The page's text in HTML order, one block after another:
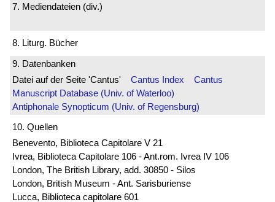
7. Mediendateien (div.)
8. Liturg. Bücher
9. Datenbanken
Datei auf der Seite 'Cantus' Cantus Index
Cantus
Manuscript Database (Univ. of Waterloo)
Antiphonale Synopticum (Univ. of Regensburg)
10. Quellen
Benevento, Biblioteca Capitolare V 21
Ivrea, Biblioteca Capitolare 106 - Ant.rom. Ivrea IV 106
London, The British Library, add. 30850 - Silos
London, British Museum - Ant. Sarisburiense
Lucca, Biblioteca capitolare 601